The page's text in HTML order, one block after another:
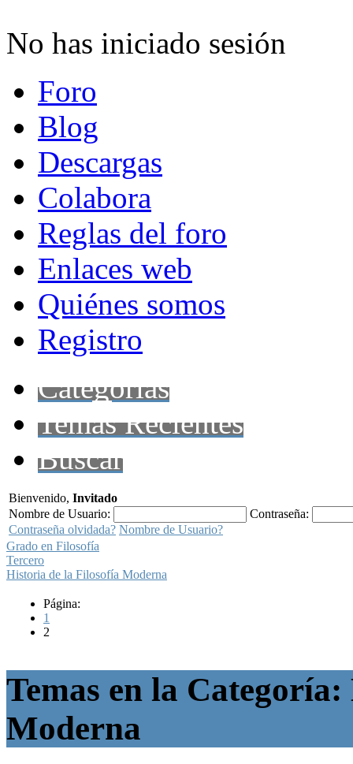
No has iniciado sesión
Foro
Blog
Descargas
Colabora
Reglas del foro
Enlaces web
Quiénes somos
Registro
Categorías
Temas Recientes
Buscar
Bienvenido, Invitado
Nombre de Usuario:
Contraseña:
Contraseña olvidada? Nombre de Usuario?
Grado en Filosofía
Tercero
Historia de la Filosofía Moderna
Página:
1
2
Temas en la
Moderna